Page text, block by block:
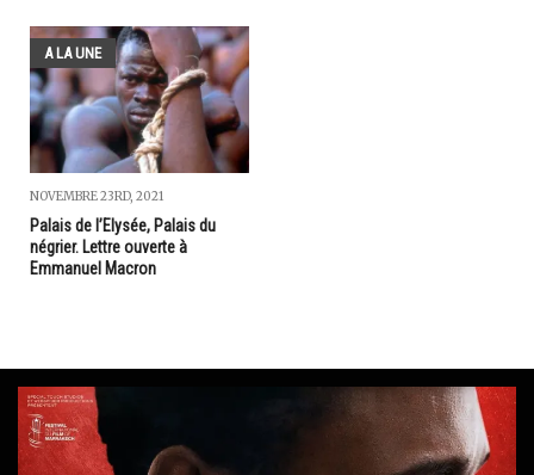
A LA UNE
NOVEMBRE 23RD, 2021
Palais de l’Elysée, Palais du
négrier. Lettre ouverte à
Emmanuel Macron